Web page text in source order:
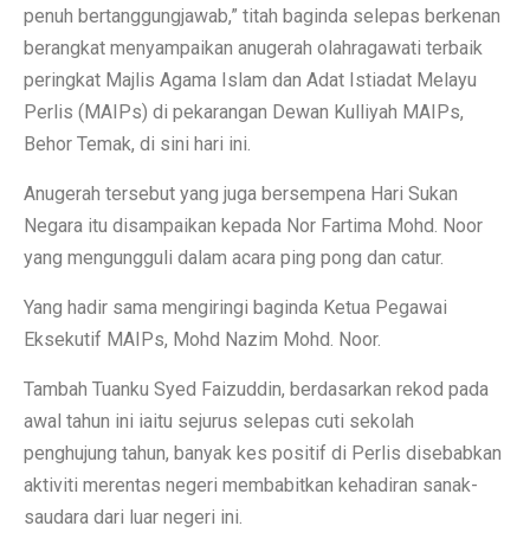
penuh bertanggungjawab,” titah baginda selepas berkenan
berangkat menyampaikan anugerah olahragawati terbaik
peringkat Majlis Agama Islam dan Adat Istiadat Melayu
Perlis (MAIPs) di pekarangan Dewan Kulliyah MAIPs,
Behor Temak, di sini hari ini.
Anugerah tersebut yang juga bersempena Hari Sukan
Negara itu disampaikan kepada Nor Fartima Mohd. Noor
yang mengungguli dalam acara ping pong dan catur.
Yang hadir sama mengiringi baginda Ketua Pegawai
Eksekutif MAIPs, Mohd Nazim Mohd. Noor.
Tambah Tuanku Syed Faizuddin, berdasarkan rekod pada
awal tahun ini iaitu sejurus selepas cuti sekolah
penghujung tahun, banyak kes positif di Perlis disebabkan
aktiviti merentas negeri membabitkan kehadiran sanak-
saudara dari luar negeri ini.